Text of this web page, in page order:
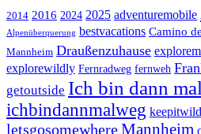
2014 2016 2024 2025 adventuremobile
Alpenüberquerung bestvacations Camino
Mannheim Draußenzuhause
explorewildly Fernradweg fernweh
getoutside Ich bin dann
ichbindannmalweg keepitwild
letsgosomewhereMannheim